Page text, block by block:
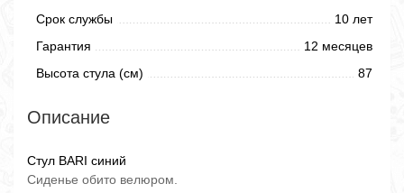
Срок службы
10 лет
Гарантия
12 месяцев
Высота стула (см)
87
Описание
Стул BARI синий
Сиденье обито велюром.